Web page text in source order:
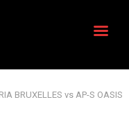
BRUXELLES vs AP-S OASIS